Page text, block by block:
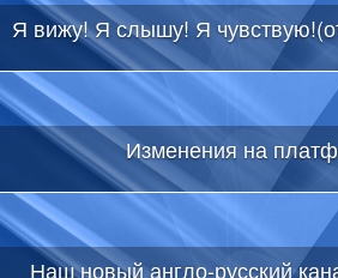
Я вижу! Я слышу! Я
Изменения на
Наш новый англо-русский